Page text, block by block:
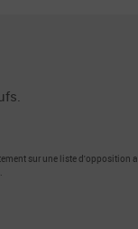
sur une liste d'opposition
.